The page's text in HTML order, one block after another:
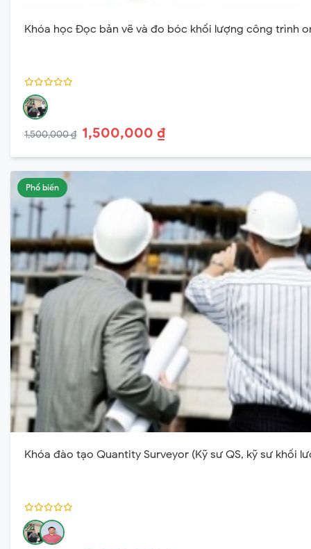
Khóa học Đọc bản vẽ và đo bóc khối lượng công trình
1,500,000 ₫ 1,500,000 ₫
Phổ biến
Khóa đào tạo Quantity Surveyor (Kỹ sư QS, kỹ sư khối